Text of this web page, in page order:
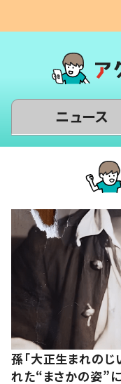
ニュース
孫「大正生まれのじ
れた“まさかの姿”に